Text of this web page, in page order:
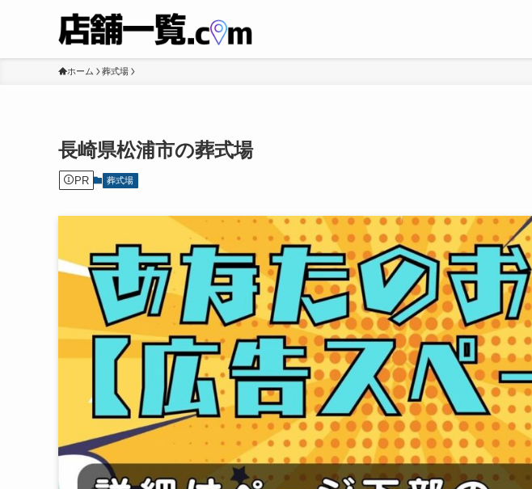
ホーム 葬式場
長崎県松浦市の葬式場
PR 葬式場